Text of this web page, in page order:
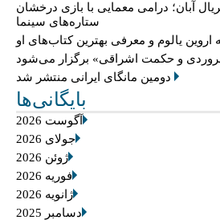
آبان؛ درامی معمایی با بازی درخشان
ستاره‌های سینما
یالوم و معرفی بهترین کتاب‌های او
و حکمت اشراقی» برگزار می‌شود
دومین مانگای ایرانی منتشر شد
بایگانی‌ها
آگوست 2026
جولای 2026
ژوئن 2026
فوریه 2026
ژانویه 2026
دسامبر 2025